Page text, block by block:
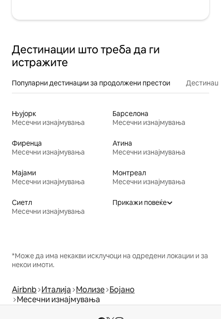
Дестинации што треба да ги
истражите
Популарни дестинации за продолжени престои
Њујорк
Месечни изнајмувања
Барселона
Месечни изнајмувања
Фиренца
Месечни изнајмувања
Атина
Месечни изнајмувања
Мајами
Месечни изнајмувања
Монтреал
Месечни изнајмувања
Сиетл
Месечни изнајмувања
Прикажи повеќе
*Може да има некакви исклучоци на одредени локации и за
некои имоти.
Airbnb Италија Молизе Бојано
Месечни изнајмувања